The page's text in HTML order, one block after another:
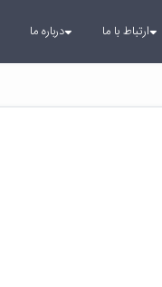
ارتباط با ما درباره ما